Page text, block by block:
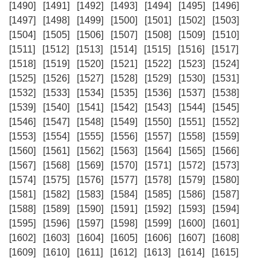
[1490]
[1491] [1492] [1493] [1494] [1495]
[1496]
[1497]
[1498] [1499] [1500] [1501] [1502]
[1503]
[1504]
[1505] [1506] [1507] [1508] [1509]
[1510]
[1511]
[1512] [1513] [1514] [1515] [1516]
[1517]
[1518]
[1519] [1520] [1521] [1522] [1523]
[1524]
[1525]
[1526] [1527] [1528] [1529] [1530]
[1531]
[1532]
[1533] [1534] [1535] [1536] [1537]
[1538]
[1539]
[1540] [1541] [1542] [1543] [1544]
[1545]
[1546]
[1547] [1548] [1549] [1550] [1551]
[1552]
[1553]
[1554] [1555] [1556] [1557] [1558]
[1559]
[1560]
[1561] [1562] [1563] [1564] [1565]
[1566]
[1567]
[1568] [1569] [1570] [1571] [1572]
[1573]
[1574]
[1575] [1576] [1577] [1578] [1579]
[1580]
[1581]
[1582] [1583] [1584] [1585] [1586]
[1587]
[1588]
[1589] [1590] [1591] [1592] [1593]
[1594]
[1595]
[1596] [1597] [1598] [1599] [1600]
[1601]
[1602]
[1603] [1604] [1605] [1606] [1607]
[1608]
[1609]
[1610] [1611] [1612] [1613] [1614]
[1615]